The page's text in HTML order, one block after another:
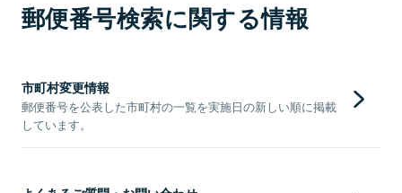
郵便番号検索に関する情報
市町村変更情報
郵便番号を公表した市町村の一覧を実施日の新しい順に掲載
しています。